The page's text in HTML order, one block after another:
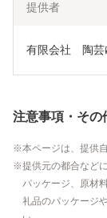
提供者
有限会社　陶
注意事項・その
本ページは、提供
提供元の都合など
パッケージ、原材
礼品のパッケージ